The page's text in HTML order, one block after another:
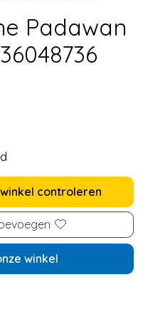
Padawan
controleren
winkel